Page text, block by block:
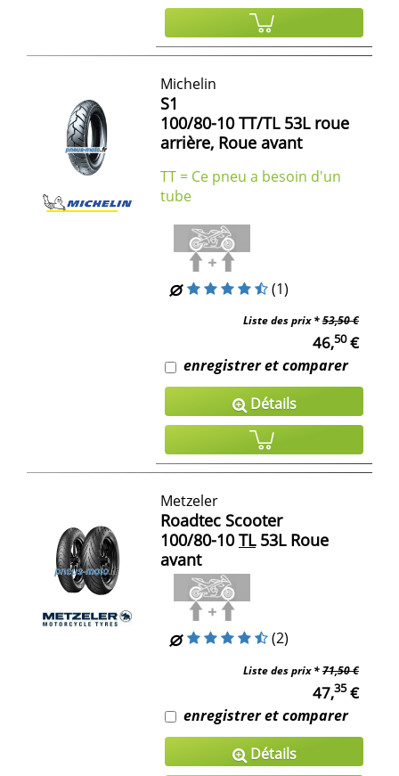
Michelin
S1
100/80-10 TT/TL 53L roue
arrière, Roue avant
TT = Ce pneu a besoin d'un
tube
(1)
Liste des prix *53,50 €
46,50€
enregistrer et comparer
Détails
Metzeler
Roadtec Scooter
100/80-10 TL53L Roue
avant
(2)
Liste des prix *71,50 €
47,35€
enregistrer et comparer
Détails